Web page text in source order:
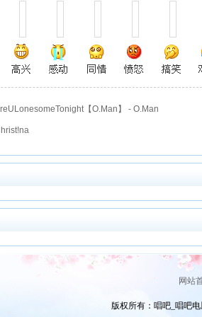
【O.Man】 - O.Man
网站
版权所有：唱吧_唱吧